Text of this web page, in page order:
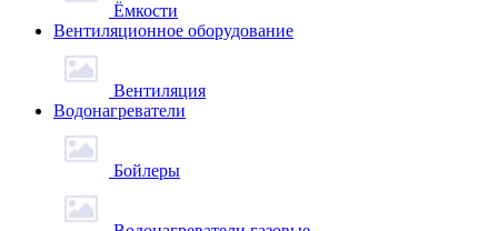
Ёмкости
Вентиляционное оборудование
Вентиляция
Водонагреватели
Бойлеры